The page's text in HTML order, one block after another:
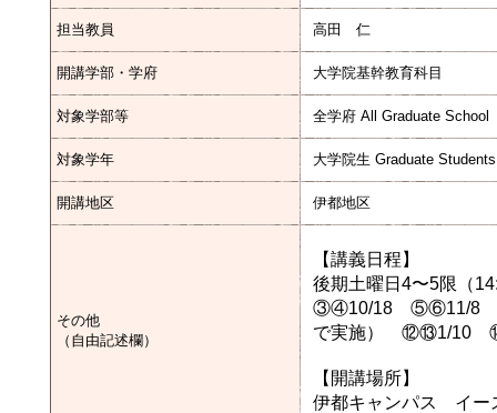
担当教員 高田 仁
開講学部・学府 大学院基幹教育科目
対象学部等 全学府 All Graduate School
対象学年 大学院生 Graduate
開講地区 伊都地区
その他
（自由記述欄）
【講義日程】
後期土曜日4〜5限（
③④10/18 ⑤⑥11/8
で実施） ⑫⑬1/10
【開講場所】
伊都キャンパス イ